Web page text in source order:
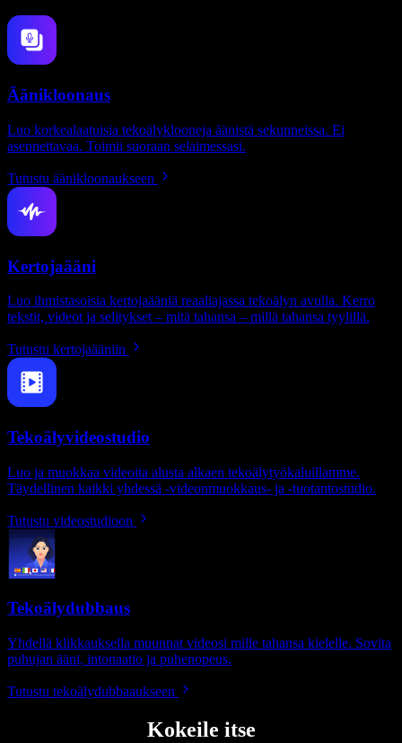
Äänikloonaus
Luo korkealaatuisia tekoälyklooneja äänistä sekunneissa. Ei
asennettavaa. Toimii suoraan selaimessasi.
Tutustu äänikloonaukseen
Kertojaääni
Luo ihmistasoisia kertojaääniä reaaliajassa tekoälyn avulla. Kerro
tekstit, videot ja selitykset – mitä tahansa – millä tahansa tyylillä.
Tutustu kertojaääniin
Tekoälyvideostudio
Luo ja muokkaa videoita alusta alkaen tekoälytyökaluillamme.
Täydellinen kaikki yhdessä -videonmuokkaus- ja -tuotantostudio.
Tutustu videostudioon
Tekoälydubbaus
Yhdellä klikkauksella muunnat videosi mille tahansa kielelle. Sovita
puhujan ääni, intonaatio ja puhenopeus.
Tutustu tekoälydubbaaukseen
Kokeile itse